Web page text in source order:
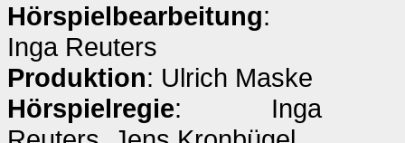
Hörspielbearbeitung:
Inga Reuters
Produktion: Ulrich Maske
Hörspielregie: Inga